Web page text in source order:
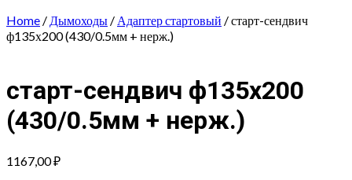
Home / Дымоходы / Адаптер стартовый / старт-сендвич
ф135х200 (430/0.5мм + нерж.)
старт-сендвич ф135х200
(430/0.5мм + нерж.)
1167,00₽